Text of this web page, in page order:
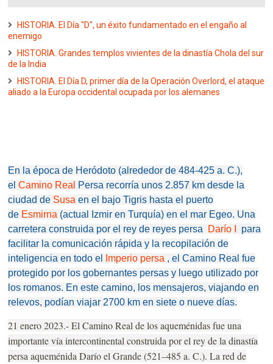
HISTORIA. El Día "D", un éxito fundamentado en el engaño al
enemigo
HISTORIA. Grandes templos vivientes de la dinastía Chola del sur
de la India
HISTORIA. El Día D, primer día de la Operación Overlord, el ataque
aliado a la Europa occidental ocupada por los alemanes
En la época de Heródoto (alrededor de 484-425 a. C.),
elCamino Real
Persa recorría unos 2.857 km desde la
ciudad de Susa en el bajo Tigris hasta el puerto
de Esmirna (actual Izmir en Turquía) en el mar Egeo. Una
carretera construida por el rey de reyes persa Darío I
para
facilitar la comunicación rápida y la recopilación de
inteligencia en todo el
Imperio persa , el Camino Real fue
protegido por los gobernantes persas y luego utilizado por
los romanos. En este camino, los mensajeros, viajando en
relevos, podían viajar 2700 km en siete o nueve días.
21 enero 2023.- El Camino Real de los aqueménidas fue una
importante vía intercontinental construida por el rey de la dinastía
persa aqueménida Darío el Grande (521–485 a. C.). La red de